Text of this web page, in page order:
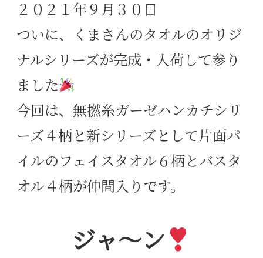
２０２１年９月３０日
ついに、くまさんのタオルのオリジ
ナルシリーズが完成・入荷して参り
ました
今回は、無撚糸ガーゼハンカチシリ
ーズ４柄と新シリーズとして片面パ
イルのフェイスタオル６柄とバスタ
オル４柄が仲間入りです。
ジャ〜ン